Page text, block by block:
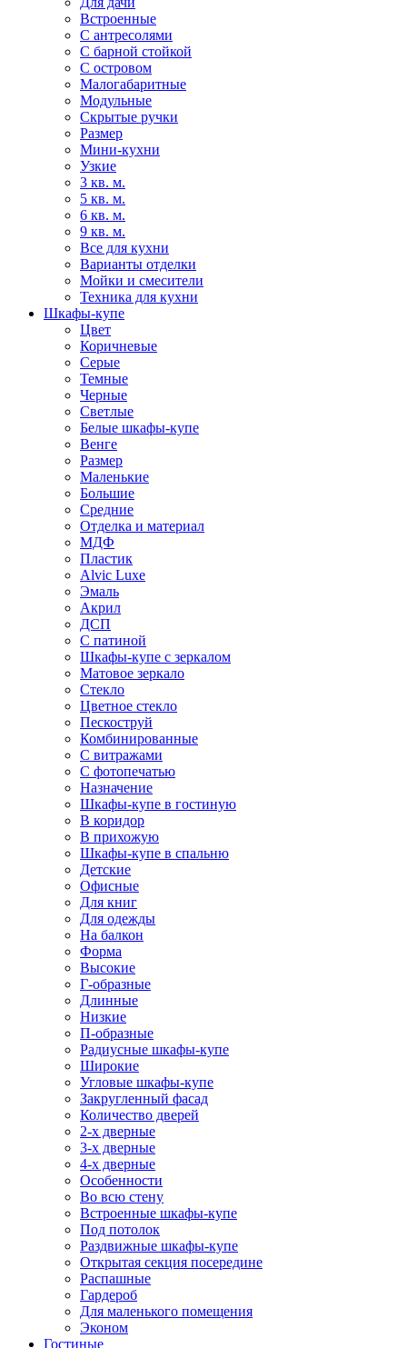
Встроенные
С антресолями
С барной стойкой
С островом
Малогабаритные
Модульные
Скрытые ручки
Размер
Мини-кухни
Узкие
3 кв. м.
5 кв. м.
6 кв. м.
9 кв. м.
Все для кухни
Варианты отделки
Мойки и смесители
Техника для кухни
Шкафы-купе
Цвет
Коричневые
Серые
Темные
Черные
Светлые
Белые шкафы-купе
Венге
Размер
Маленькие
Большие
Средние
Отделка и материал
МДФ
Пластик
Alvic Luxe
Эмаль
Акрил
ДСП
С патиной
Шкафы-купе с зеркалом
Матовое зеркало
Стекло
Цветное стекло
Пескоструй
Комбинированные
С витражами
С фотопечатью
Назначение
Шкафы-купе в гостиную
В коридор
В прихожую
Шкафы-купе в спальню
Детские
Офисные
Для книг
Для одежды
На балкон
Форма
Высокие
Г-образные
Длинные
Низкие
П-образные
Радиусные шкафы-купе
Широкие
Угловые шкафы-купе
Закругленный фасад
Количество дверей
2-х дверные
3-х дверные
4-х дверные
Особенности
Во всю стену
Встроенные шкафы-купе
Под потолок
Раздвижные шкафы-купе
Открытая секция посередине
Распашные
Гардероб
Для маленького помещения
Эконом
Гостиные